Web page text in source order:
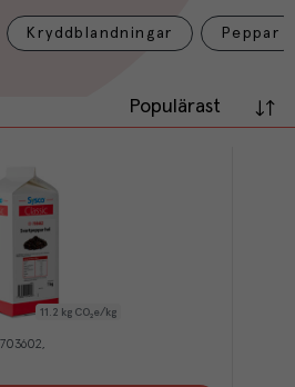
Kryddblandningar Peppar
Populärast
11.2 kg CO₂e/kg
703602